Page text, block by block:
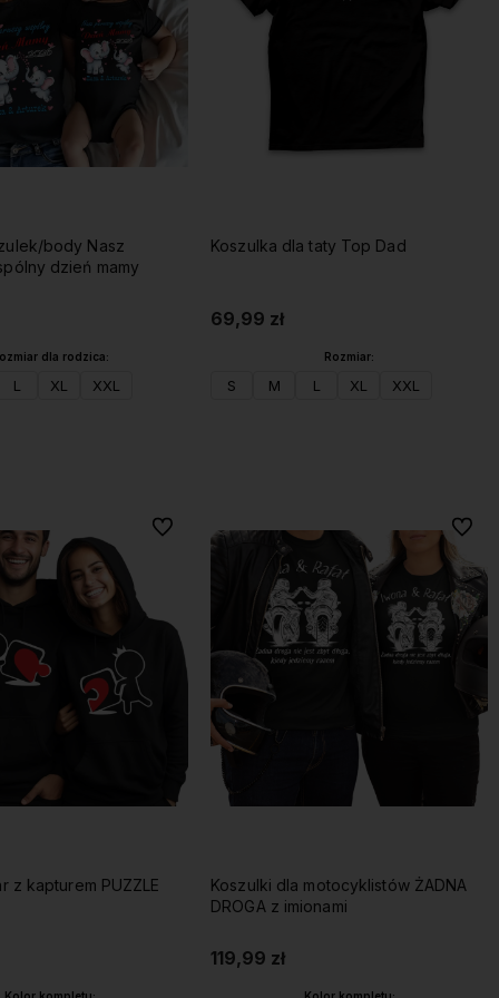
body Nasz
dzień mamy
dla rodzica:
L XL XXL
Koszulka dla taty Top Dad
69,99 zł
Rozmiar:
S M L XL XXL
z kapturem PUZZLE
Do ulubionych
Koszulki dla motocyklistów ŻADNA
DROGA z imionami
119,99 zł
Do